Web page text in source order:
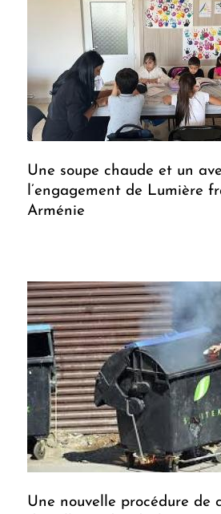
Une soupe chaude et un
l’engagement de Lumière
Arménie
Une nouvelle procédure de